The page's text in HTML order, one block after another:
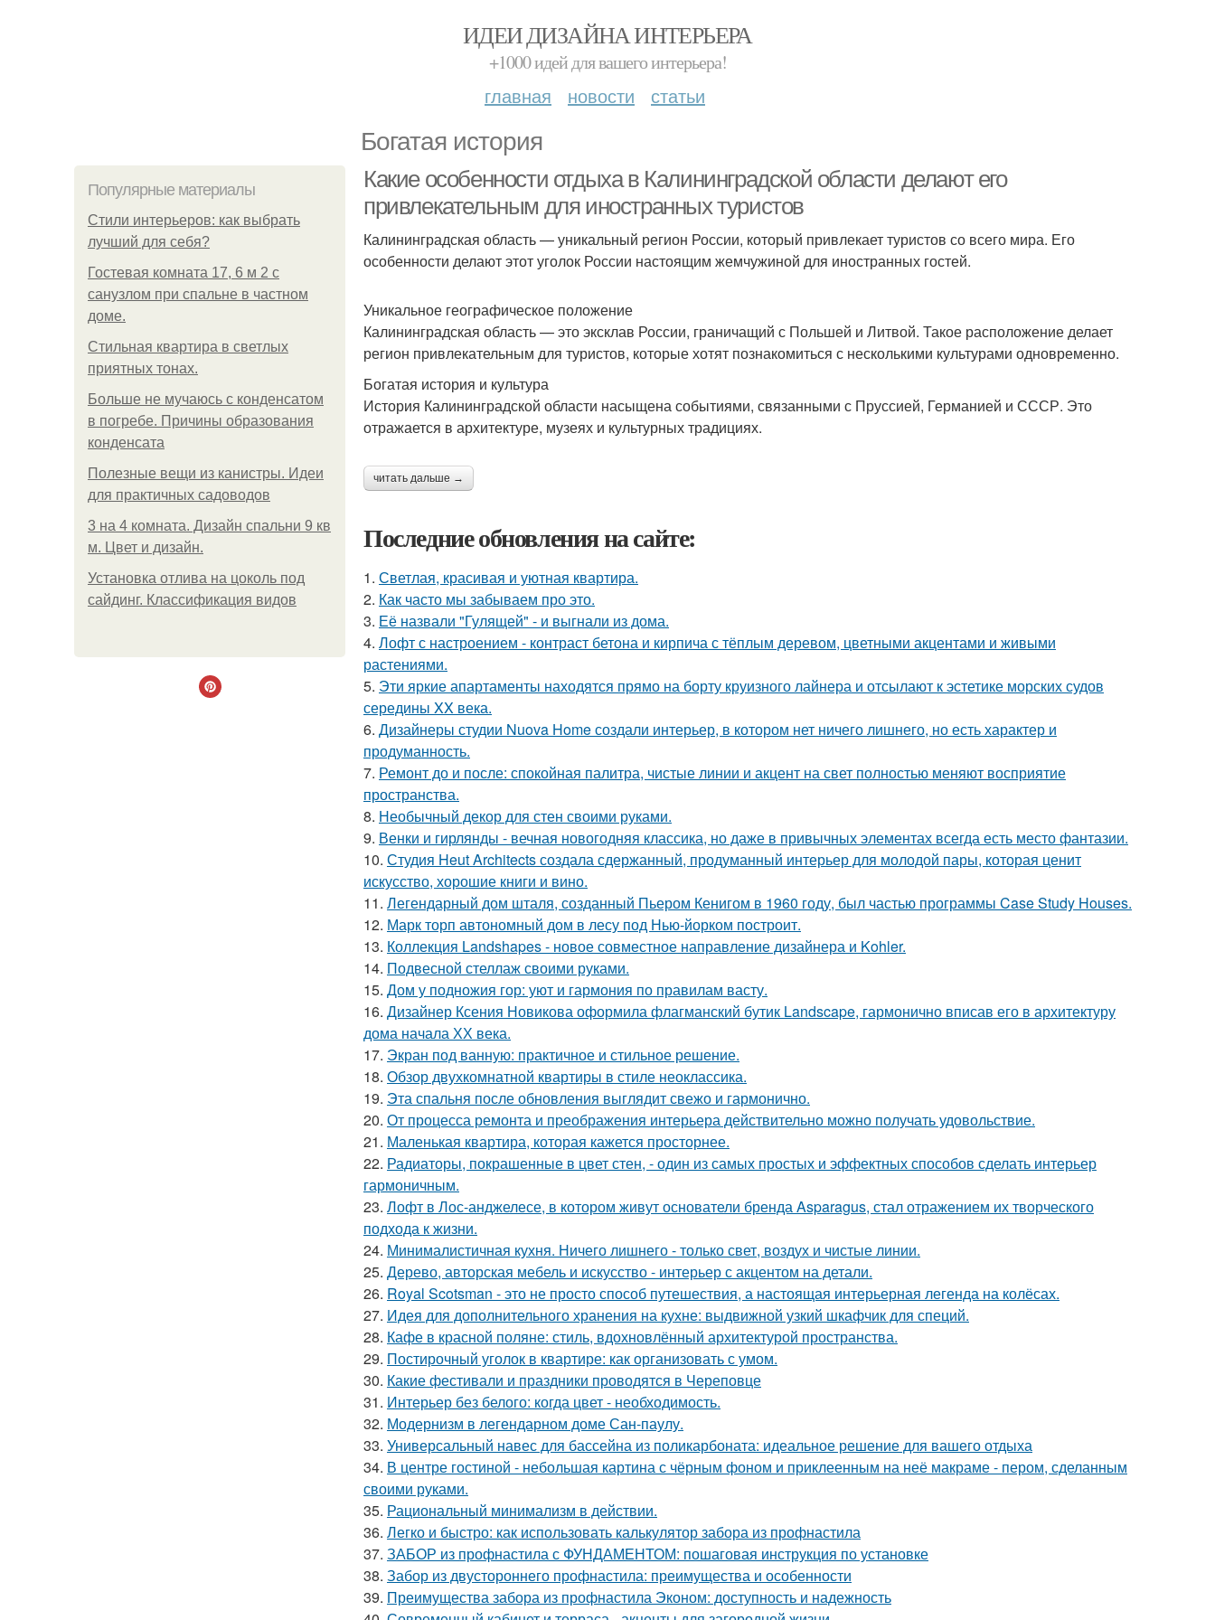
ИДЕИ ДИЗАЙНА ИНТЕРЬЕРА
+1000 идей для вашего интерьера!
главная новости статьи
Богатая история
Популярные материалы
Стили интерьеров: как выбрать
лучший для себя?
Гостевая комната 17, 6 м 2 с
санузлом при спальне в частном
доме.
Стильная квартира в светлых
приятных тонах.
Больше не мучаюсь с конденсатом
в погребе. Причины образования
конденсата
Полезные вещи из канистры. Идеи
для практичных садоводов
3 на 4 комната. Дизайн спальни 9 кв
м. Цвет и дизайн.
Установка отлива на цоколь под
сайдинг. Классификация видов
Какие особенности отдыха в Калининградской области делают его
привлекательным для иностранных туристов
Калининградская область — уникальный регион России, который привлекает туристов со всего мира. Его
особенности делают этот уголок России настоящим жемчужиной для иностранных гостей.
Уникальное географическое положение
Калининградская область — это эксклав России, граничащий с Польшей и Литвой. Такое расположение делает
регион привлекательным для туристов, которые хотят познакомиться с несколькими культурами одновременно.
Богатая история и культура
История Калининградской области насыщена событиями, связанными с Пруссией, Германией и СССР. Это
отражается в архитектуре, музеях и культурных традициях.
читать дальше →
Последние обновления на сайте:
1. Светлая, красивая и уютная квартира.
2. Как часто мы забываем про это.
3. Её назвали "Гулящей" - и выгнали из дома.
4. Лофт с настроением - контраст бетона и кирпича с тёплым деревом, цветными акцентами и живыми
растениями.
5. Эти яркие апартаменты находятся прямо на борту круизного лайнера и отсылают к эстетике морских судов
середины XX века.
6. Дизайнеры студии Nuova Home создали интерьер, в котором нет ничего лишнего, но есть характер и
продуманность.
7. Ремонт до и после: спокойная палитра, чистые линии и акцент на свет полностью меняют восприятие
пространства.
8. Необычный декор для стен своими руками.
9. Венки и гирлянды - вечная новогодняя классика, но даже в привычных элементах всегда есть место фантазии.
10. Студия Heut Architects создала сдержанный, продуманный интерьер для молодой пары, которая ценит
искусство, хорошие книги и вино.
11. Легендарный дом шталя, созданный Пьером Кенигом в 1960 году, был частью программы Case Study Houses.
12. Марк торп автономный дом в лесу под Нью-йорком построит.
13. Коллекция Landshapes - новое совместное направление дизайнера и Kohler.
14. Подвесной стеллаж своими руками.
15. Дом у подножия гор: уют и гармония по правилам васту.
16. Дизайнер Ксения Новикова оформила флагманский бутик Landscape, гармонично вписав его в архитектуру
дома начала ХХ века.
17. Экран под ванную: практичное и стильное решение.
18. Обзор двухкомнатной квартиры в стиле неоклассика.
19. Эта спальня после обновления выглядит свежо и гармонично.
20. От процесса ремонта и преображения интерьера действительно можно получать удовольствие.
21. Маленькая квартира, которая кажется просторнее.
22. Радиаторы, покрашенные в цвет стен, - один из самых простых и эффектных способов сделать интерьер
гармоничным.
23. Лофт в Лос-анджелесе, в котором живут основатели бренда Asparagus, стал отражением их творческого
подхода к жизни.
24. Минималистичная кухня. Ничего лишнего - только свет, воздух и чистые линии.
25. Дерево, авторская мебель и искусство - интерьер с акцентом на детали.
26. Royal Scotsman - это не просто способ путешествия, а настоящая интерьерная легенда на колёсах.
27. Идея для дополнительного хранения на кухне: выдвижной узкий шкафчик для специй.
28. Кафе в красной поляне: стиль, вдохновлённый архитектурой пространства.
29. Постирочный уголок в квартире: как организовать с умом.
30. Какие фестивали и праздники проводятся в Череповце
31. Интерьер без белого: когда цвет - необходимость.
32. Модернизм в легендарном доме Сан-паулу.
33. Универсальный навес для бассейна из поликарбоната: идеальное решение для вашего отдыха
34. В центре гостиной - небольшая картина с чёрным фоном и приклеенным на неё макраме - пером, сделанным
своими руками.
35. Рациональный минимализм в действии.
36. Легко и быстро: как использовать калькулятор забора из профнастила
37. ЗАБОР из профнастила с ФУНДАМЕНТОМ: пошаговая инструкция по установке
38. Забор из двустороннего профнастила: преимущества и особенности
39. Преимущества забора из профнастила Эконом: доступность и надежность